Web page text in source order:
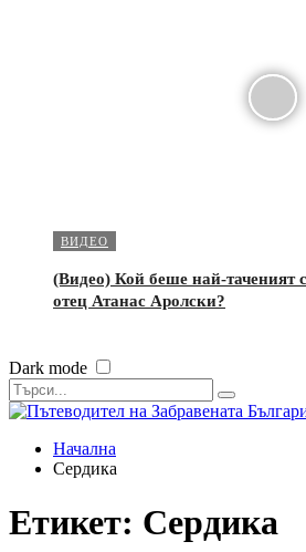
ВИДЕО
(Видео) Кой беше най-таченият
отец Атанас Аролски?
Dark mode
Начална
Сердика
Етикет: Сердика